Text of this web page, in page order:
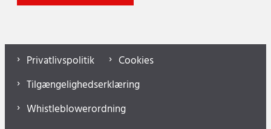
Privatlivspolitik
Cookies
Tilgængelighedserklæring
Whistleblowerordning